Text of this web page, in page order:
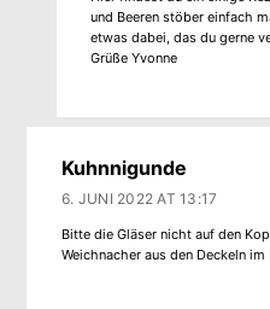
und Beeren stöber einfach
etwas dabei, das du gerne
Grüße Yvonne
Kuhnnigunde
6. JUNI 2022 AT 13:17
Bitte die Gläser nicht auf den
Weichnacher aus den Deckeln